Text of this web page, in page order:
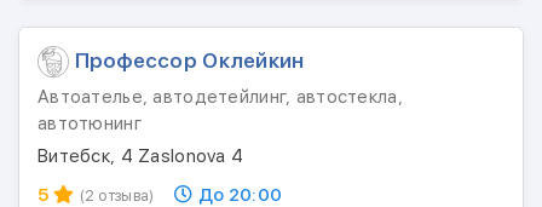
Профессор Оклейкин
Автоателье, автодетейлинг, автостекла,
автотюнинг
Витебск, 4 Zaslonova 4
5
(2 отзыва) До 20:00